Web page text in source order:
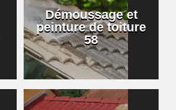
Démoussage et
peinture de toiture
58